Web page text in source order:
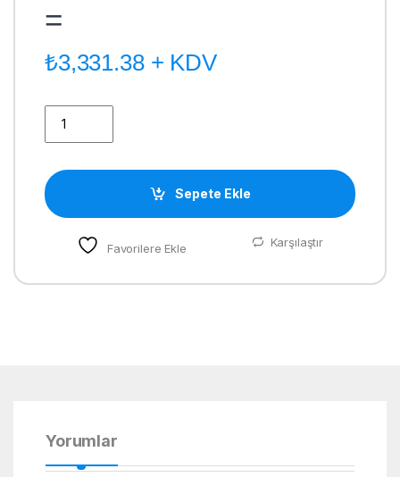
=
₺3,331.38+ KDV
Sepete Ekle
Favorilere Ekle Karşılaştır
Yorumlar